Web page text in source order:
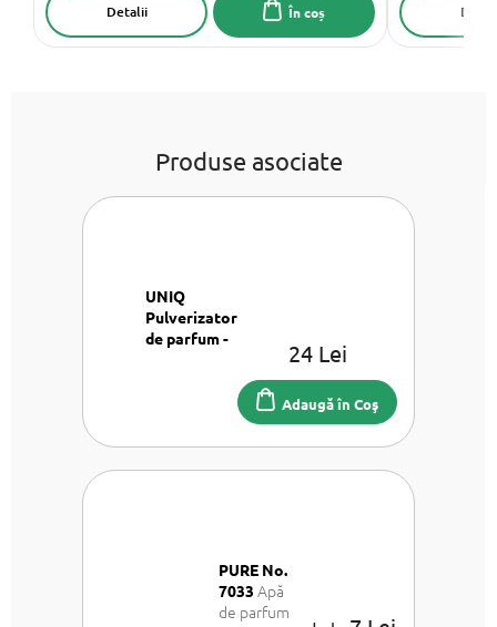
În coș
Detalii
Produse asociate
UNIQ
Pulverizator
de parfum -
24 Lei
Adaugă în Coş
PURE No.
7033Apă
de parfum